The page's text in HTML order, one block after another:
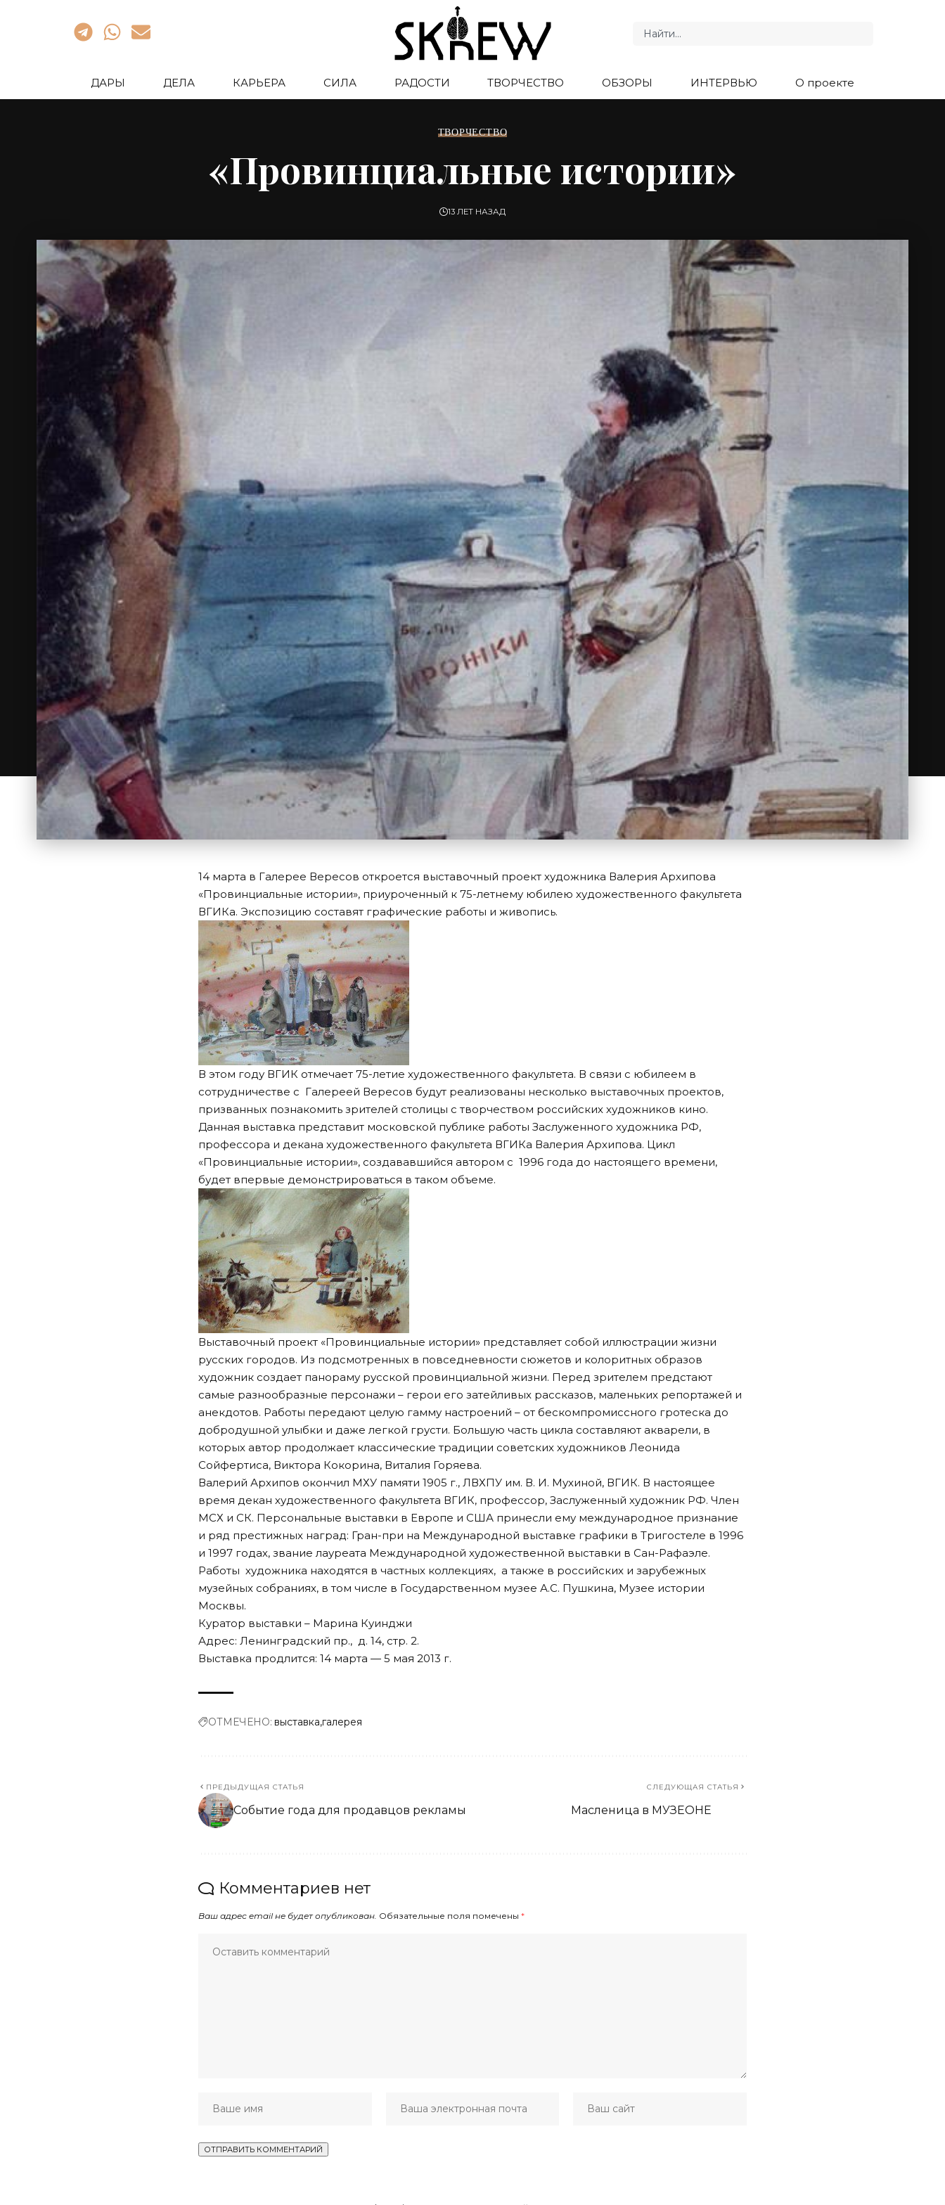
ДАРЫ ДЕЛА КАРЬЕРА СИЛА РАДОСТИ ТВОРЧЕСТВО ОБЗОРЫ ИНТЕРВЬЮ О проекте
ТВОРЧЕСТВО
«Провинциальные истории»
13 ЛЕТ НАЗАД
14 марта в Галерее Вересов откроется выставочный проект художника Валерия Архипова
«Провинциальные истории», приуроченный к 75-летнему юбилею художественного факультета
ВГИКа. Экспозицию составят графические работы и живопись.
В этом году ВГИК отмечает 75-летие художественного факультета. В связи с юбилеем в
сотрудничестве с Галереей Вересов будут реализованы несколько выставочных проектов,
призванных познакомить зрителей столицы с творчеством российских художников кино.
Данная выставка представит московской публике работы Заслуженного художника РФ,
профессора и декана художественного факультета ВГИКа Валерия Архипова. Цикл
«Провинциальные истории», создававшийся автором с 1996 года до настоящего времени,
будет впервые демонстрироваться в таком объеме.
Выставочный проект «Провинциальные истории» представляет собой иллюстрации жизни
русских городов. Из подсмотренных в повседневности сюжетов и колоритных образов
художник создает панораму русской провинциальной жизни. Перед зрителем предстают
самые разнообразные персонажи – герои его затейливых рассказов, маленьких репортажей и
анекдотов. Работы передают целую гамму настроений – от бескомпромиссного гротеска до
добродушной улыбки и даже легкой грусти. Большую часть цикла составляют акварели, в
которых автор продолжает классические традиции советских художников Леонида
Сойфертиса, Виктора Кокорина, Виталия Горяева.
Валерий Архипов окончил МХУ памяти 1905 г., ЛВХПУ им. В. И. Мухиной, ВГИК. В настоящее
время декан художественного факультета ВГИК, профессор, Заслуженный художник РФ. Член
МСХ и СК. Персональные выставки в Европе и США принесли ему международное признание
и ряд престижных наград: Гран-при на Международной выставке графики в Тригостеле в 1996
и 1997 годах, звание лауреата Международной художественной выставки в Сан-Рафаэле.
Работы художника находятся в частных коллекциях, а также в российских и зарубежных
музейных собраниях, в том числе в Государственном музее А.С. Пушкина, Музее истории
Москвы.
Куратор выставки – Марина Куинджи
Адрес: Ленинградский пр., д. 14, стр. 2.
Выставка продлится: 14 марта — 5 мая 2013 г.
ОТМЕЧЕНО: выставка галерея
ПРЕДЫДУЩАЯ СТАТЬЯ
Событие года для продавцов рекламы
СЛЕДУЮЩАЯ СТАТЬЯ
Масленица в МУЗЕОНЕ
Комментариев нет
Ваш адрес email не будет опубликован. Обязательные поля помечены *